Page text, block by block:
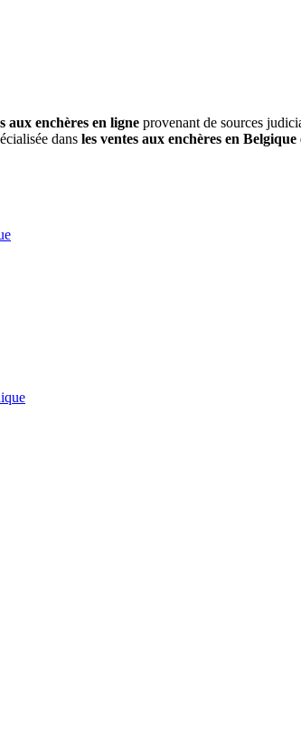
aux enchères en ligne provenant de sources
dans les ventes aux enchères en